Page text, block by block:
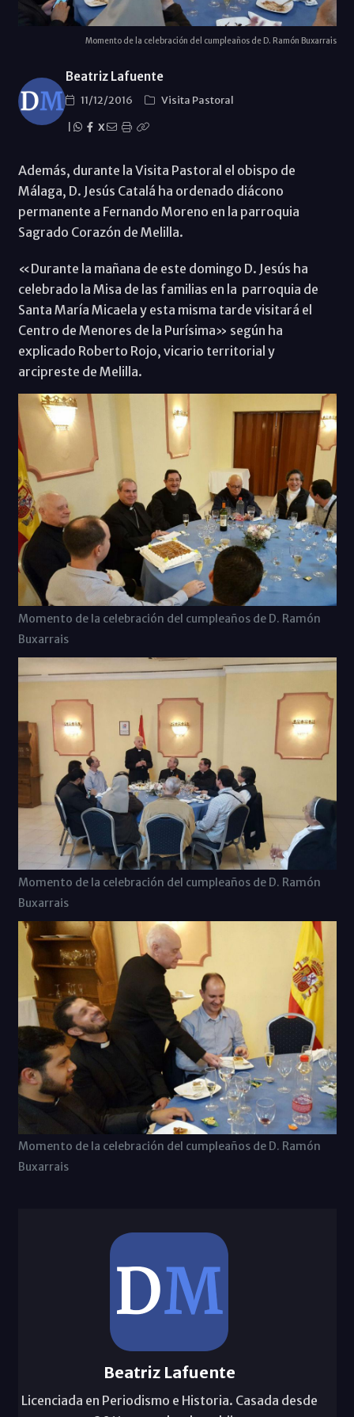
Momento de la celebración del cumpleaños de D. Ramón Buxarrais
Beatriz Lafuente
11/12/2016
Visita Pastoral
X
Además, durante la Visita Pastoral el obispo de
Málaga, D. Jesús Catalá ha ordenado diácono
permanente a Fernando Moreno en la parroquia
Sagrado Corazón de Melilla.
«Durante la mañana de este domingo D. Jesús ha
celebrado la Misa de las familias en la parroquia de
Santa María Micaela y esta misma tarde visitará el
Centro de Menores de la Purísima» según ha
explicado Roberto Rojo, vicario territorial y
arcipreste de Melilla.
Momento de la celebración del cumpleaños de D. Ramón
Buxarrais
Momento de la celebración del cumpleaños de D. Ramón
Buxarrais
Momento de la celebración del cumpleaños de D. Ramón
Buxarrais
Beatriz Lafuente
Licenciada en Periodismo e Historia. Casada desde